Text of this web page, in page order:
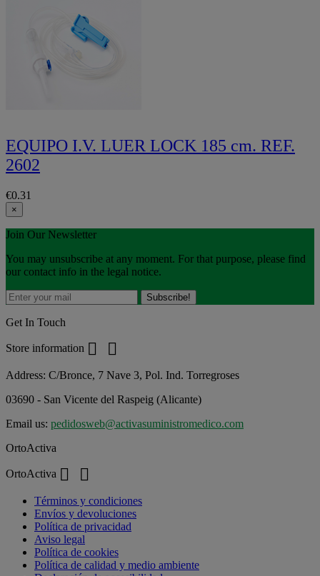
EQUIPO I.V. LUER LOCK 185 cm. REF.
2602
€0.31
×
Join Our Newsletter
You may unsubscribe at any moment. For that purpose, please find
our contact info in the legal notice.
Get In Touch
Store information  
Address: C/Bronce, 7 Nave 3, Pol. Ind. Torregroses
03690 - San Vicente del Raspeig (Alicante)
Email us: pedidosweb@activasuministromedico.com
OrtoActiva
OrtoActiva  
Términos y condiciones
Envíos y devoluciones
Política de privacidad
Aviso legal
Política de cookies
Política de calidad y medio ambiente